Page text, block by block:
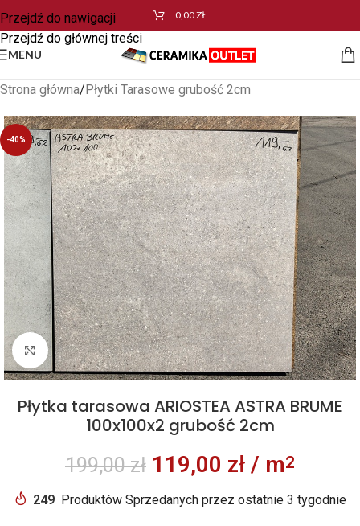
Przejdź do nawigacji
Przejdź do głównej treści
0,00ZŁ
MENU
Strona główna/Płytki Tarasowe grubość 2cm
-40%
Kliknij aby powiększyć
Płytka tarasowa ARIOSTEA ASTRA BRUME
100x100x2 grubość 2cm
199,00zł 119,00 zł / m2
249 Produktów Sprzedanych przez ostatnie 3 tygodnie